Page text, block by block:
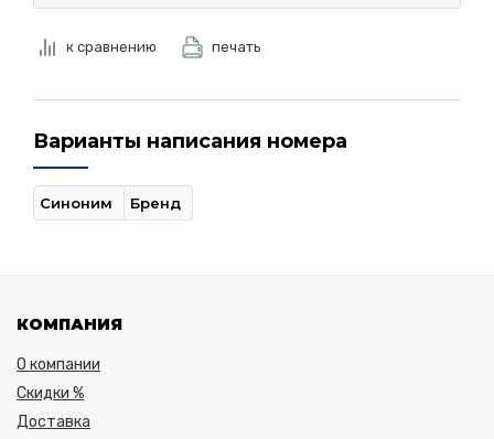
к сравнению печать
Варианты написания номера
Синоним Бренд
КОМПАНИЯ
О компании
Скидки %
Доставка